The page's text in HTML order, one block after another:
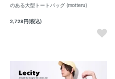
のある大型トートバッグ (motteru)
2,728円(税込)